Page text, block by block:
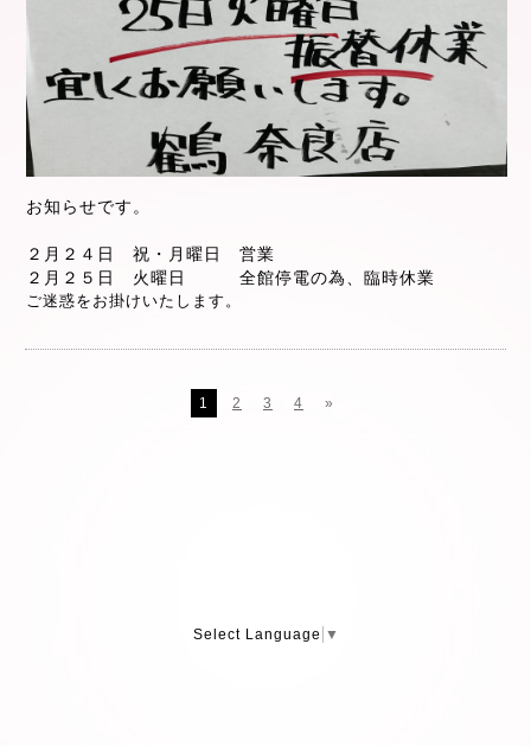
お知らせです。
２月２４日 祝・月曜日 営業
２月２５日 火曜日 全館停電の為、臨時休業
ご迷惑をお掛けいたします。
1 2 3 4 »
Select Language ▼